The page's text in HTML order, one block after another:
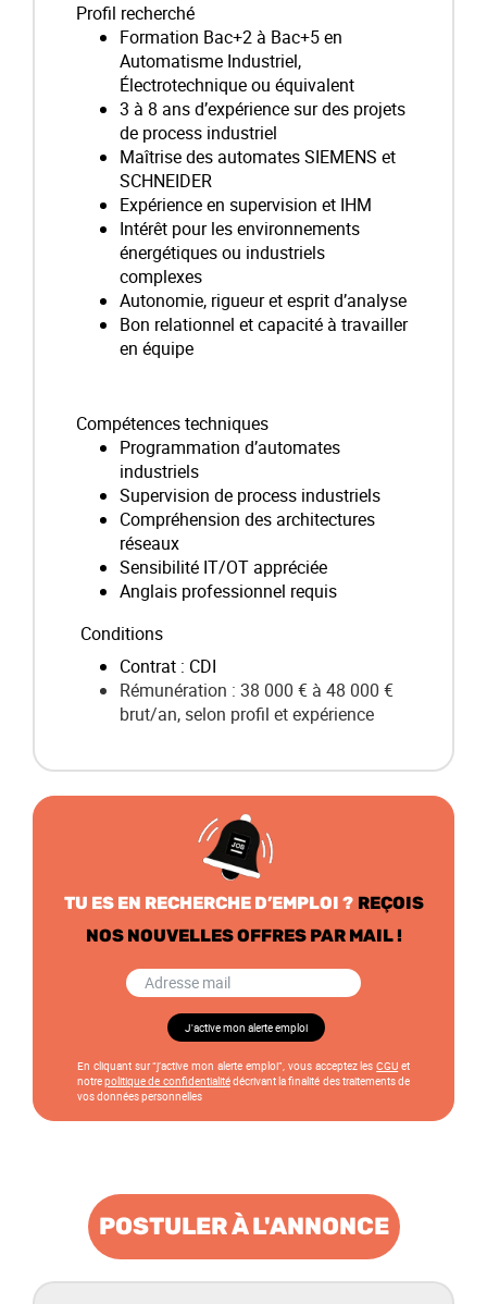
Profil recherché
Formation Bac+2 à Bac+5 en
Automatisme Industriel,
Électrotechnique ou équivalent
3 à 8 ans d’expérience sur des projets
de process industriel
Maîtrise des automates SIEMENS et
SCHNEIDER
Expérience en supervision et IHM
Intérêt pour les environnements
énergétiques ou industriels
complexes
Autonomie, rigueur et esprit d’analyse
Bon relationnel et capacité à travailler
en équipe
Compétences techniques
Programmation d’automates
industriels
Supervision de process industriels
Compréhension des architectures
réseaux
Sensibilité IT/OT appréciée
Anglais professionnel requis
Conditions
Contrat : CDI
Rémunération : 38 000 € à 48 000 €
brut/an, selon profil et expérience
TU ES EN RECHERCHE D’EMPLOI ? REÇOIS
NOS NOUVELLES OFFRES PAR MAIL !
En cliquant sur “j’active mon alerte emploi”, vous acceptez lesCGU et
notrepolitique de confidentialitédécrivant la finalité des traitements de
vos données personnelles
POSTULER À L'ANNONCE